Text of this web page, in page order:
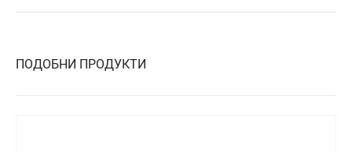
ПОДОБНИ ПРОДУКТИ